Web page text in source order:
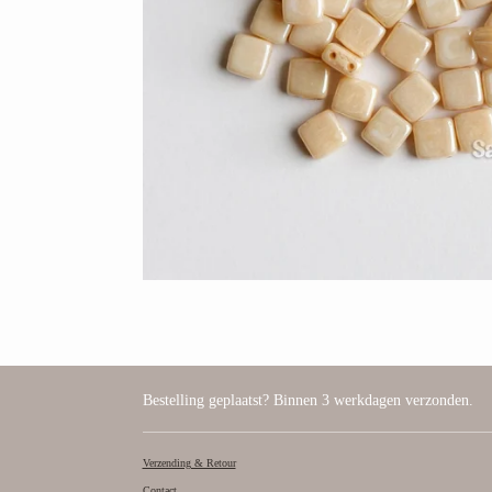
Bestelling geplaatst? Binnen 3 werkdagen verzonden.
Verzending & Retour